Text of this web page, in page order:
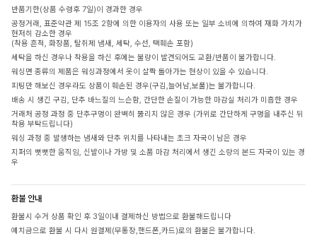
반품기한(상품 수령후 7일)이 경과한 경우
공정거래, 표준약관 제 15조 2항에 의한 이용자의 사용 또는 일부 소비에 의하여 재화 가치가
현저히 감소한 경우
(착용 흔적, 화장품, 탈취제 냄새, 세탁, 수선, 택훼손 포함)
세탁을 하신 경우나 착용을 하신 후에는 불량이 발견되어도 교환/반품이 불가합니다.
워싱면 종류의 제품은 워싱과정에서 옷이 살짝 돌아가는 현상이 있을 수 있습니다.
피팅만 해보신 경우라도 상품이 훼손된 경우(구김,늘어남,보풀)는 불가합니다.
배송 시 생긴 구김, 단추 바느질의 느슨함, 간단한 손질이 가능한 마감실 처리가 미흡한 경우
거래처 공정 과정 중 단추구멍이 완벽히 뚫리지 않은 경우 (가위로 간단하게 구멍을 내주신 뒤
착용 부탁드립니다)
워싱 과정 중 발생하는 냄새와 단추 위치를 나타내는 초크 자국이 남은 경우
지퍼의 뻣뻣한 움직임, 신발이나 가방 및 소품 마감 처리에서 생긴 소량의 본드 자국이 있는 경
우
환불 안내
환불시 수거 상품 확인 후 3일이내 결제하신 방법으로 환불해드립니다
예치금으로 환불 시 다시 원결제(무통장,핸드폰,카드)로의 환불은 불가합니다.